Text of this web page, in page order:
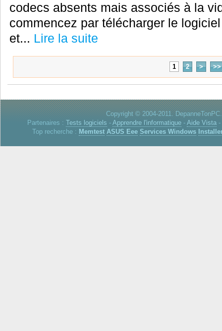
codecs absents mais associés à la
commencez par télécharger le
et... Lire la suite
1 2 > >>
Copyright © 2004-2011.
Partenaires : Tests logiciels - Apprendre l'informatique- Aide Vista-
Top recherche : Memtest ASUS Eee Services Windows